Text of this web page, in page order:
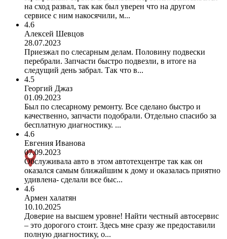
на сход развал, так как был уверен что на другом
сервисе с ним накосячили, м...
4.6
Алексей Шевцов
28.07.2023
Приезжал по слесарным делам. Половину подвески
перебрали. Запчасти быстро подвезли, в итоге на
следущий день забрал. Так что в...
4.5
Георгий Джаз
01.09.2023
Был по слесарному ремонту. Все сделано быстро и
качественно, запчасти подобрали. Отдельно спасибо за
бесплатную диагностику. ...
4.6
Евгения Иванова
07.09.2023
Обслуживала авто в этом автотехцентре так как он
оказался самым ближайшим к дому и оказалась приятно
удивлена- сделали все быс...
4.6
Армен халатян
10.10.2025
Доверие на высшем уровне! Найти честный автосервис
– это дорогого стоит. Здесь мне сразу же предоставили
полную диагностику, о...